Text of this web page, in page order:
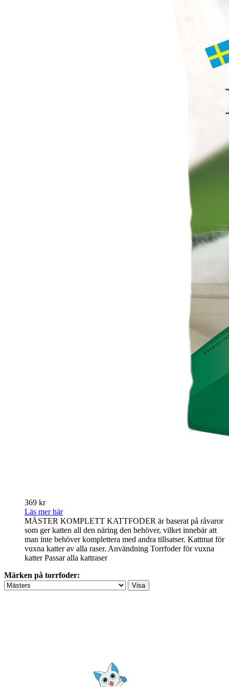
369 kr
Läs mer här
MÄSTER KOMPLETT KATTFODER är baserat på råvaror
som ger katten all den näring den behöver, vilket innebär att
man inte behöver komplettera med andra tillsatser. Kattmat för
vuxna katter av alla raser. Användning Torrfoder för vuxna
katter Passar alla kattraser
Märken på torrfoder: